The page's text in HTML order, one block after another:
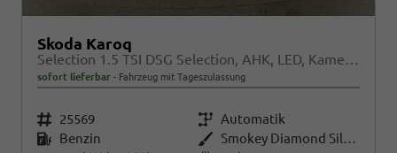
Skoda Karoq
Selection 1.5 TSI DSG Selection, AHK, LED, Kamera, Winter, Ladeboden, 4 J.-Garantie
sofort lieferbar Fahrzeug mit Tageszulassung
Fahrzeugnr. 25569 Getriebe Automatik
Kraftstoff Benzin Außenfarbe
Smokey Diamond Silver Metallic